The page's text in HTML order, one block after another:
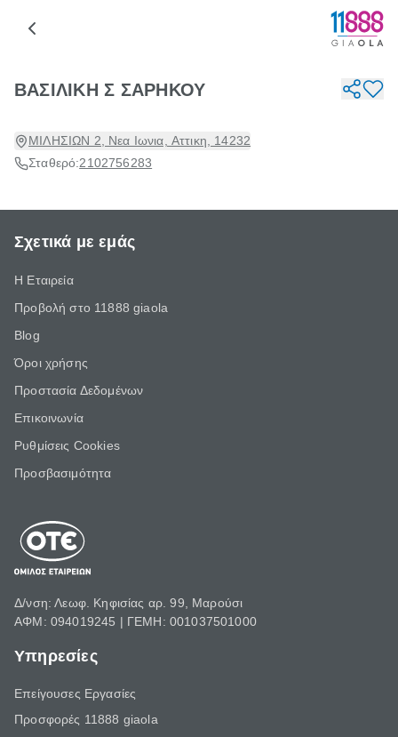
ΒΑΣΙΛΙΚΗ Σ ΣΑΡΗΚΟΥ
ΜΙΛΗΣΙΩΝ 2, Νεα Ιωνια, Αττικη, 14232
Σταθερό:2102756283
Σχετικά με εμάς
Η Εταιρεία
Προβολή στο 11888 giaola
Blog
Όροι χρήσης
Προστασία Δεδομένων
Επικοινωνία
Ρυθμίσεις Cookies
Προσβασιμότητα
Δ/νση: Λεωφ. Κηφισίας αρ. 99, Μαρούσι
ΑΦΜ: 094019245 | ΓΕΜΗ: 001037501000
Υπηρεσίες
Επείγουσες Εργασίες
Προσφορές 11888 giaola